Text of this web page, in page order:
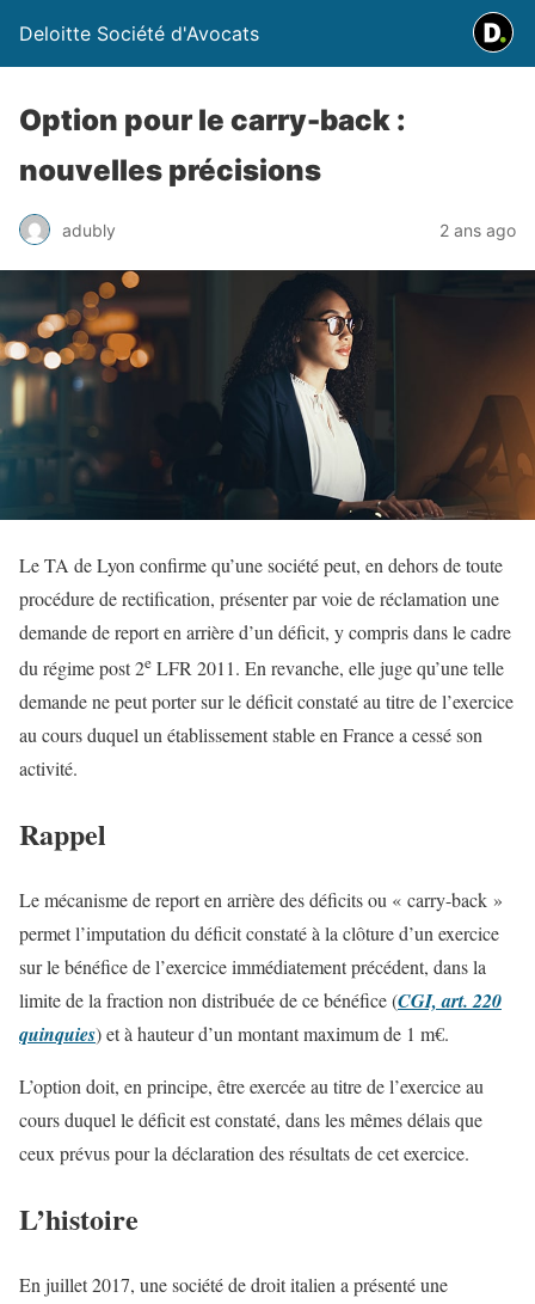
Deloitte Société d'Avocats
Option pour le carry-back :
nouvelles précisions
adubly 2 ans ago
Le TA de Lyon confirme qu’une société peut, en dehors de toute
procédure de rectification, présenter par voie de réclamation une
demande de report en arrière d’un déficit, y compris dans le cadre
du régime post 2e LFR 2011. En revanche, elle juge qu’une telle
demande ne peut porter sur le déficit constaté au titre de l’exercice
au cours duquel un établissement stable en France a cessé son
activité.
Rappel
Le mécanisme de report en arrière des déficits ou « carry-back »
permet l’imputation du déficit constaté à la clôture d’un exercice
sur le bénéfice de l’exercice immédiatement précédent, dans la
limite de la fraction non distribuée de ce bénéfice (CGI, art. 220
quinquies) et à hauteur d’un montant maximum de 1 m€.
L’option doit, en principe, être exercée au titre de l’exercice au
cours duquel le déficit est constaté, dans les mêmes délais que
ceux prévus pour la déclaration des résultats de cet exercice.
L’histoire
En juillet 2017, une société de droit italien a présenté une